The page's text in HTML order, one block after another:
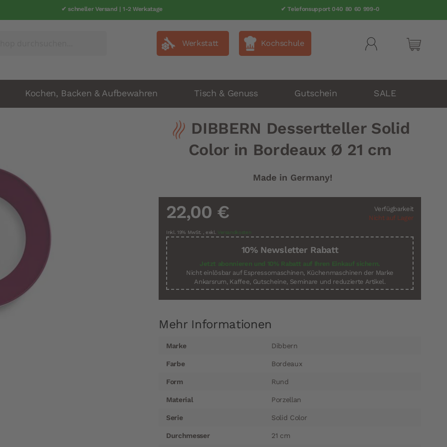
✔ schneller Versand | 1-2 Werkatage ✔ Telefonsupport 040 80 60 999-0
Mein
Werkstatt Kochschule
Kochen, Backen & Aufbewahren Tisch & Genuss Gutschein SALE
DIBBERN Dessertteller Solid
Color in Bordeaux Ø 21 cm
Made in Germany!
Verfügbarkeit
Nicht auf Lager
22,00 €
Inkl. 19% MwSt. , exkl. Versandkosten
10% Newsletter Rabatt
Jetzt abonnieren und 10% Rabatt auf Ihren Einkauf sichern.
Nicht einlösbar auf Espressomaschinen, Küchenmaschinen der Marke
Ankarsrum, Kaffee, Gutscheine, Seminare und reduzierte Artikel.
Mehr Informationen
Informationen
Marke Dibbern
Farbe Bordeaux
Form Rund
Material Porzellan
Serie Solid Color
Durchmesser 21 cm